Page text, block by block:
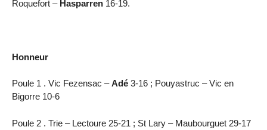
Roquefort – Hasparren 16-19.
Honneur
Poule 1 . Vic Fezensac –Adé 3-16 ; Pouyastruc – Vic en
Bigorre 10-6
Poule 2 . Trie – Lectoure 25-21 ; St Lary – Maubourguet 29-17